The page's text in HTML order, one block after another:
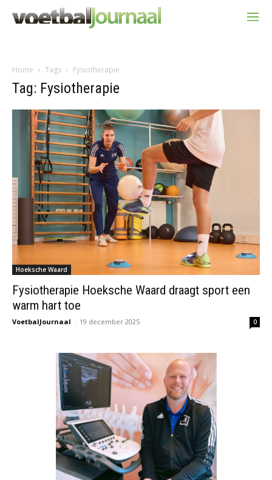
Home Tags Fysiotherapie
Tag: Fysiotherapie
Hoeksche Waard
Fysiotherapie Hoeksche Waard draagt sport een
warm hart toe
VoetbalJournaal - 19 december 2025 0